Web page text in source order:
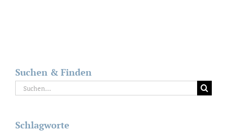
Suchen & Finden
Suche
nach:
Schlagworte